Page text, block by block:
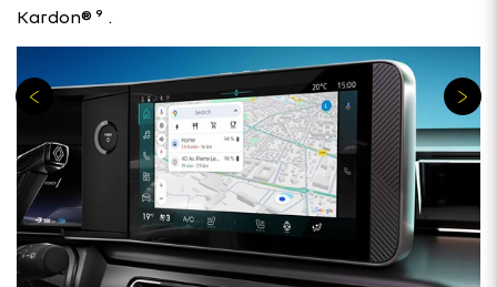
Kardon® ⁹ .